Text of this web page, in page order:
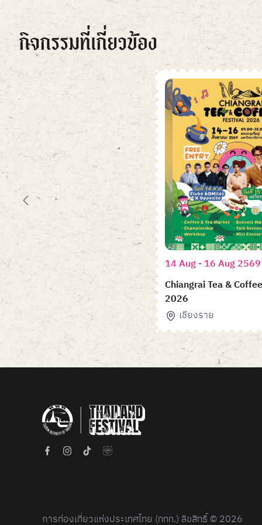
กิจกรรมที่เกี่ยวข้อง
14 Aug - 16 Aug 2569
Chiangrai Tea &
2026
เชียงราย
Item
1
of
การท่องเที่ยวแห่งประเทศไทย (ททท.) ลิขสิทธิ์ © 2026